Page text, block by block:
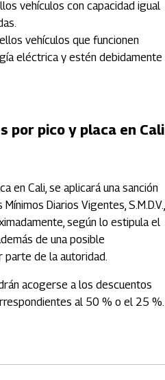
vehículos con capacidad igual
vehículos que funcionen
eléctrica y estén debidamente
por pico y placa en Cali
en Cali, se aplicará una sanción
Diarios Vigentes, S.M.D.V.,
según lo estipula el
de una posible
parte de la autoridad.
acogerse a los descuentos
al 50 % o el 25 %.